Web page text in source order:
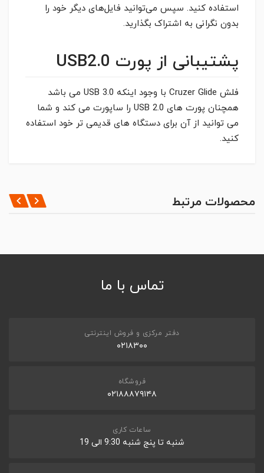
استفاده کنید. سپس می‌توانید فایل‌های دیگر خود را
بدون نگرانی به اشتراک بگذارید.
پشتیبانی از پورت USB2.0
فلش Cruzer Glide با وجود اینکه USB 3.0 می باشد
همچنان پورت های USB 2.0 را ساپورت می کند و شما
می توانید از آن برای دستگاه های قدیمی تر خود استفاده
کنید.
16GB
PORT TYPE
*
ثبت نظر
محصولات مرتبط
تماس با ما
دفتر مرکزی و فروش اینترنتی
۰۲۱۸۳۰۰
فروشگاه
۰۲۱۸۸۸۷۹۱۴۸
ساعات کاری
شنبه تا پنج شنبه 9:30 الی 19